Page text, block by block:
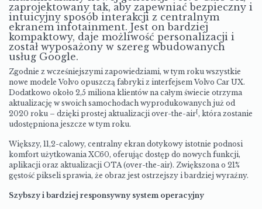
zaprojektowany tak, aby zapewniać bezpieczny i
intuicyjny sposób interakcji z centralnym
ekranem infotainment. Jest on bardziej
kompaktowy, daje możliwość personalizacji i
został wyposażony w szereg wbudowanych
usług Google.
Zgodnie z wcześniejszymi zapowiedziami, w tym roku wszystkie
nowe modele Volvo opuszczą fabryki z interfejsem Volvo Car UX.
Dodatkowo około 2,5 miliona klientów na całym świecie otrzyma
aktualizację w swoich samochodach wyprodukowanych już od
2020 roku – dzięki prostej aktualizacji over-the-air[, która zostanie
udostępniona jeszcze w tym roku.
Większy, 11,2-calowy, centralny ekran dotykowy istotnie podnosi
komfort użytkowania XC60, oferując dostęp do nowych funkcji,
aplikacji oraz aktualizacji OTA (over-the-air). Zwiększona o 21%
gęstość pikseli sprawia, że obraz jest ostrzejszy i bardziej wyraźny.
Szybszy i bardziej responsywny system operacyjny